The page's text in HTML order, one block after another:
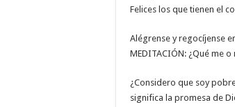
Felices los que tienen el
Alégrense y regocíjense
MEDITACIÓN: ¿Qué me
¿Considero que soy
significa la promesa de